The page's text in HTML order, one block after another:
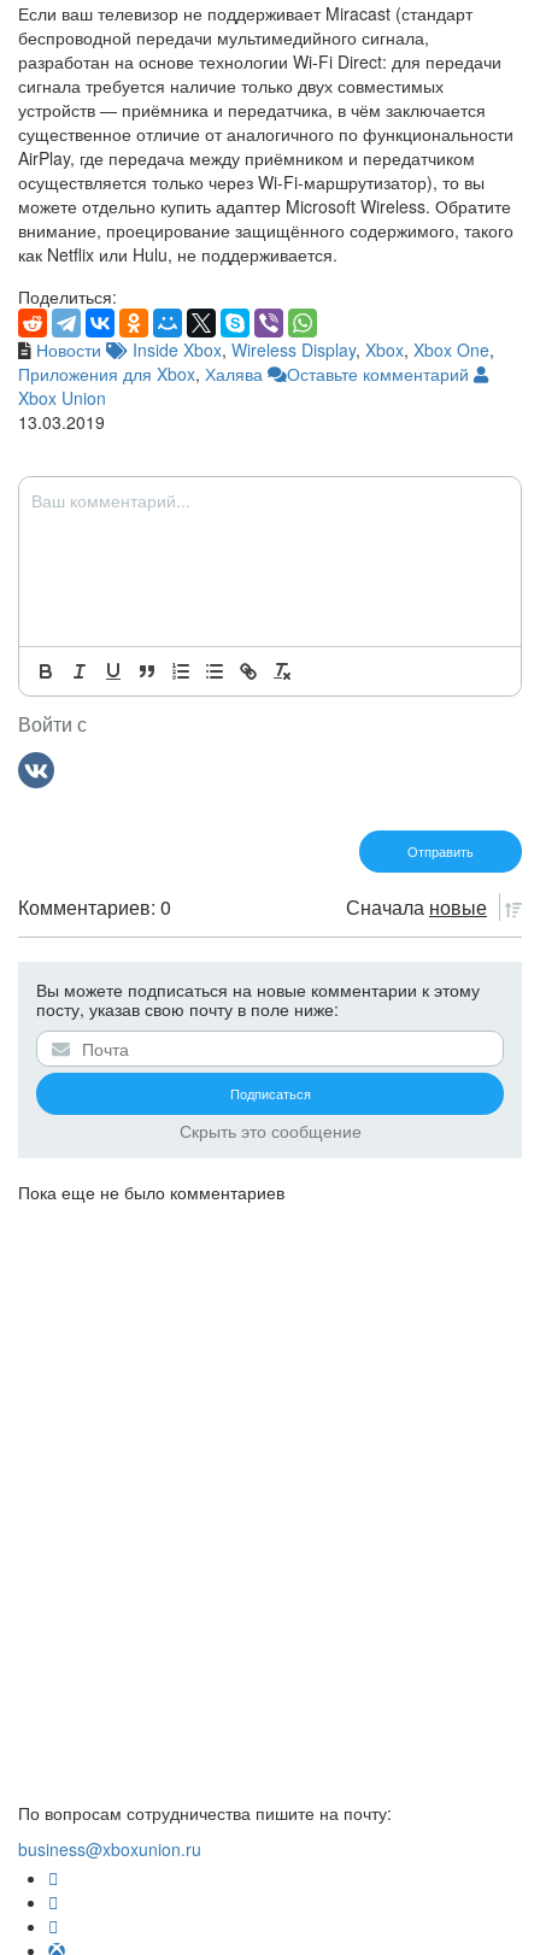
Если ваш телевизор не поддерживает Miracast (стандарт
беспроводной передачи мультимедийного сигнала,
разработан на основе технологии Wi-Fi Direct: для передачи
сигнала требуется наличие только двух совместимых
устройств — приёмника и передатчика, в чём заключается
существенное отличие от аналогичного по функциональности
AirPlay, где передача между приёмником и передатчиком
осуществляется только через Wi-Fi-маршрутизатор), то вы
можете отдельно купить адаптер Microsoft Wireless. Обратите
внимание, проецирование защищённого содержимого, такого
как Netflix или Hulu, не поддерживается.
Поделиться:
Новости Inside Xbox, Wireless Display, Xbox, Xbox One,
Приложения для Xbox, Халява
Оставьте комментарий
Xbox Union
13.03.2019
Войти с
Комментариев: 0 Сначала новые
Вы можете подписаться на новые комментарии к этому
посту, указав свою почту в поле ниже:
Скрыть это сообщение
Пока еще не было комментариев
По вопросам сотрудничества пишите на почту:
business@xboxunion.ru